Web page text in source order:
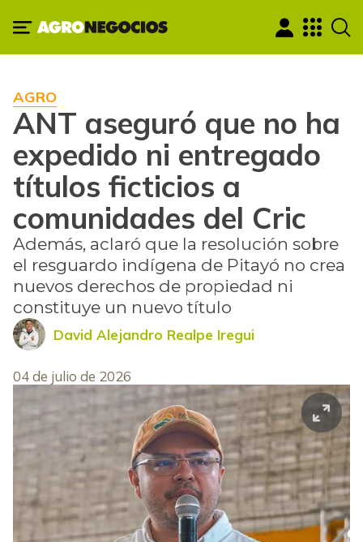
AGRO
ANT aseguró que no ha
expedido ni entregado
títulos ficticios a
comunidades del Cric
Además, aclaró que la resolución sobre
el resguardo indígena de Pitayó no crea
nuevos derechos de propiedad ni
constituye un nuevo título
David Alejandro Realpe Iregui
04 de julio de 2026